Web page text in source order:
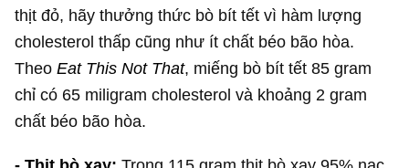
thịt đỏ, hãy thưởng thức bò bít tết vì hàm lượng
cholesterol thấp cũng như ít chất béo bão hòa.
TheoEat This Not That, miếng bò bít tết 85 gram
chỉ có 65 miligram cholesterol và khoảng 2 gram
chất béo bão hòa.